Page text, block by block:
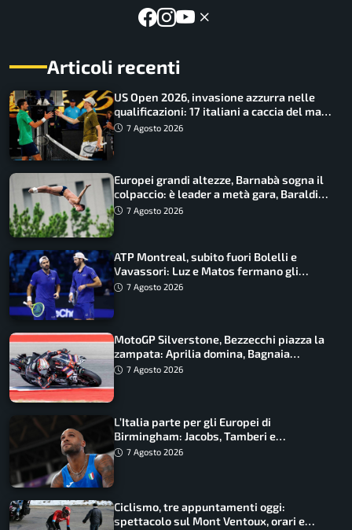
Articoli recenti
US Open 2026, invasione azzurra nelle
qualificazioni: 17 italiani a caccia del main
draw7 Agosto 2026
Europei grandi altezze, Barnabà sogna il
colpaccio: è leader a metà gara, Baraldi
ancora in corsa
7 Agosto 2026
ATP Montreal, subito fuori Bolelli e
Vavassori: Luz e Matos fermano gli
azzurri
7 Agosto 2026
MotoGP Silverstone, Bezzecchi piazza la
zampata: Aprilia domina, Bagnaia
costretto al Q1
7 Agosto 2026
L’Italia parte per gli Europei di
Birmingham: Jacobs, Tamberi e
Battocletti guidano una spedizione
7 Agosto 2026
Ciclismo, tre appuntamenti oggi:
spettacolo sul Mont Ventoux, orari e